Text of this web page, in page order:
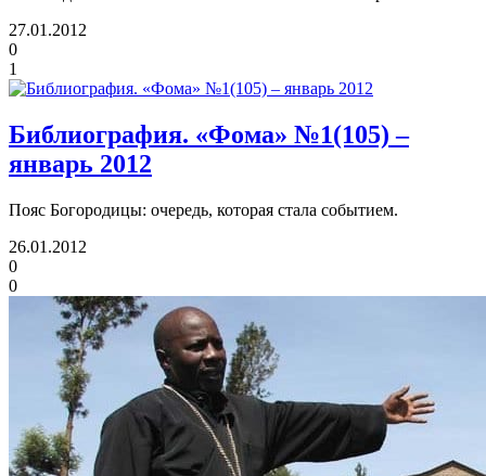
27.01.2012
0
1
Библиография. «Фома» №1(105) –
январь 2012
Пояс Богородицы: очередь, которая стала событием.
26.01.2012
0
0